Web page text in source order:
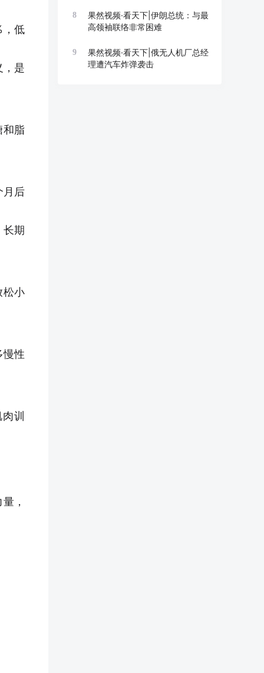
低
是
脂
后
期
小
性
训
，
8
果然视频·看天下|伊朗总统：与最
高领袖联络非常困难
9
果然视频·看天下|俄无人机厂总经
理遭汽车炸弹袭击